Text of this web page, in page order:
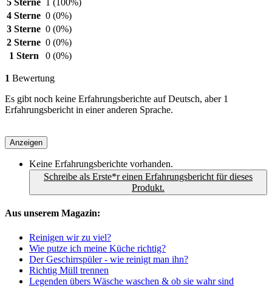
5 Sterne 1 (100%)
4 Sterne 0 (0%)
3 Sterne 0 (0%)
2 Sterne 0 (0%)
1 Stern
0 (0%)
1 Bewertung
Es gibt noch keine Erfahrungsberichte auf Deutsch, aber 1
Erfahrungsbericht in einer anderen Sprache.
Anzeigen
Keine Erfahrungsberichte vorhanden.
Schreibe als Erste*r einen Erfahrungsbericht für dieses
Produkt.
Aus unserem Magazin:
Reinigen wir zu viel?
Wie putze ich meine Küche richtig?
Der Geschirrspüler - wie reinigt man ihn?
Richtig Müll trennen
Legenden übers Wäsche waschen & ob sie wahr sind